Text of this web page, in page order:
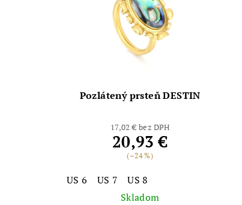
Pozlátený prsteň DESTIN
17,02 € bez DPH
20,93 €
(–24 %)
US 6 US 7
US 8
Skladom